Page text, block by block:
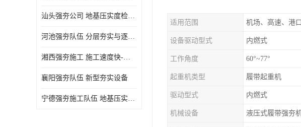
汕头强夯公司 地基压实度检测方法与标准
河池强夯队伍 分层夯实与逐层检测技术
湘西强夯施工 施工速度快-施耐用性强
襄阳强夯队伍 新型夯实设备
宁德强夯施工队伍 地基压实度检测方法与标准
适用范围 机场、高速、港
设备驱动型式 内燃式
工作角度 60°~77°
起重机类型 履带起重机
驱动型式 内燃式
机械设备 液压式履带强夯